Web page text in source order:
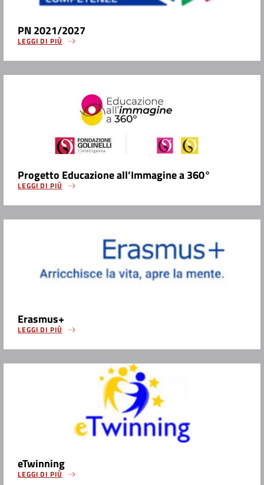
PN 2021/2027
LEGGI DI PIÙ
Progetto Educazione all’Immagine a 360°
LEGGI DI PIÙ
Erasmus+
LEGGI DI PIÙ
eTwinning
LEGGI DI PIÙ